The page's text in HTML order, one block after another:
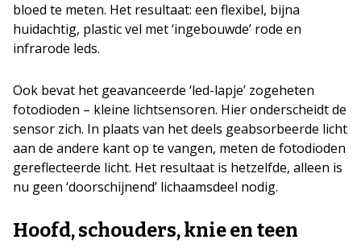
bloed te meten. Het resultaat: een flexibel, bijna
huidachtig, plastic vel met ‘ingebouwde’ rode en
infrarode leds.
Ook bevat het geavanceerde ‘led-lapje’ zogeheten
fotodioden – kleine lichtsensoren. Hier onderscheidt de
sensor zich. In plaats van het deels geabsorbeerde licht
aan de andere kant op te vangen, meten de fotodioden
gereflecteerde licht. Het resultaat is hetzelfde, alleen is
nu geen ‘doorschijnend’ lichaamsdeel nodig.
Hoofd, schouders, knie en teen